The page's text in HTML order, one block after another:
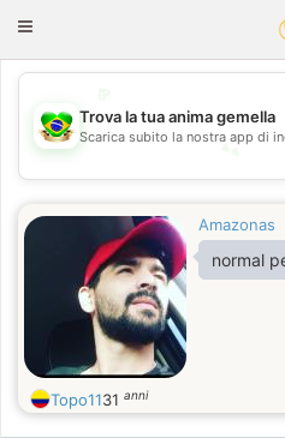
Toggle
💕
Trova la tua anima gemella
Scarica subito la nostra app di
Amazonas
normal
Topo1131 anni